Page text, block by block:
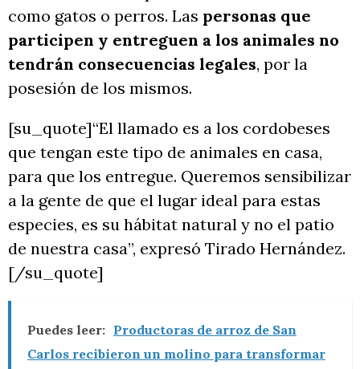
como gatos o perros. Las personas que
participen y entreguen a los animales no
tendrán consecuencias legales, por la
posesión de los mismos.
[su_quote]“El llamado es a los cordobeses
que tengan este tipo de animales en casa,
para que los entregue. Queremos sensibilizar
a la gente de que el lugar ideal para estas
especies, es su hábitat natural y no el patio
de nuestra casa”, expresó Tirado Hernández.
[/su_quote]
Puedes leer: Productoras de arroz de San
Carlos recibieron un molino para transformar